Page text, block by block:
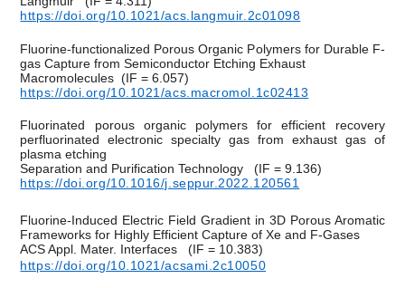
https://doi.org/10.1021/acs.langmuir.2c01098
Fluorine-functionalized Porous Organic Polymers for Durable F-
gas Capture from Semiconductor Etching Exhaust
Macromolecules (IF = 6.057)
https://doi.org/10.1021/acs.macromol.1c02413
Fluorinated porous organic polymers for efficient recovery
perfluorinated electronic specialty gas from exhaust gas of
plasma etching
Separation and Purification Technology (IF = 9.136)
https://doi.org/10.1016/j.seppur.2022.120561
Fluorine-Induced Electric Field Gradient in 3D Porous Aromatic
Frameworks for Highly Efficient Capture of Xe and F-Gases
ACS Appl. Mater. Interfaces (IF = 10.383)
https://doi.org/10.1021/acsami.2c10050